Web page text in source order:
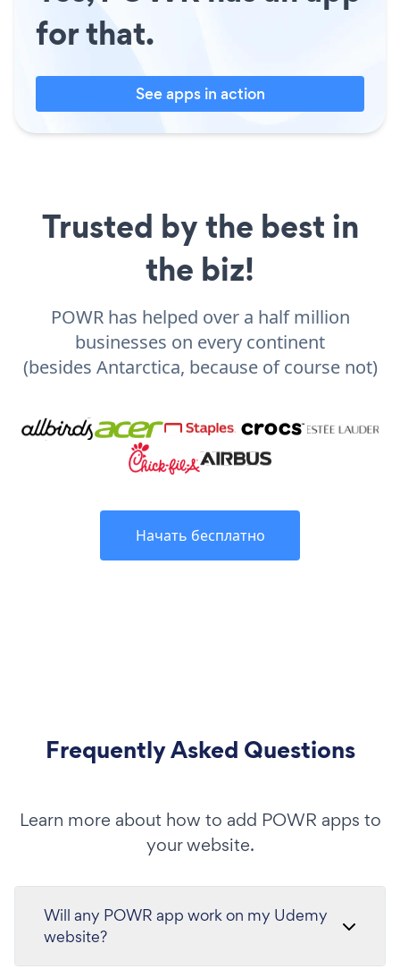
for that.
See apps in action
Trusted by the best in
the biz!
POWR has helped over a half million
businesses on every continent
(besides Antarctica, because of course not)
Начать бесплатно
Frequently Asked Questions
Learn more about how to add POWR apps to
your website.
Will any POWR app work on my Udemy
website?